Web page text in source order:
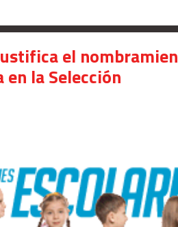
el
la Selección